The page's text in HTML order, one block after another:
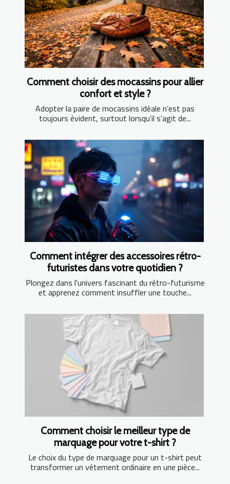
Comment choisir des mocassins pour allier
confort et style ?
Adopter la paire de mocassins idéale n’est pas
toujours évident, surtout lorsqu’il s’agit de...
Comment intégrer des accessoires rétro-
futuristes dans votre quotidien ?
Plongez dans l'univers fascinant du rétro-futurisme
et apprenez comment insuffler une touche...
Comment choisir le meilleur type de
marquage pour votre t-shirt ?
Le choix du type de marquage pour un t-shirt peut
transformer un vêtement ordinaire en une pièce...